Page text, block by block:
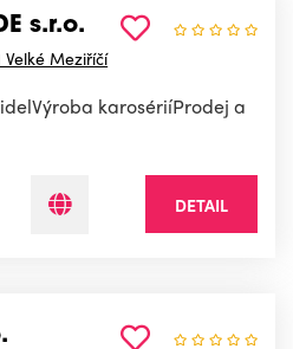
s.r.o.
Meziříčí
karosériíProdej a
DETAIL